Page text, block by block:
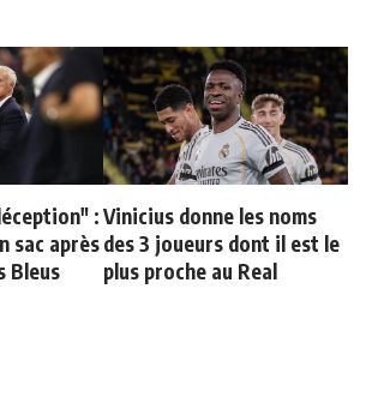
:
sac après
Bleus
Vinicius donne les noms
des 3 joueurs dont il est le
plus proche au Real